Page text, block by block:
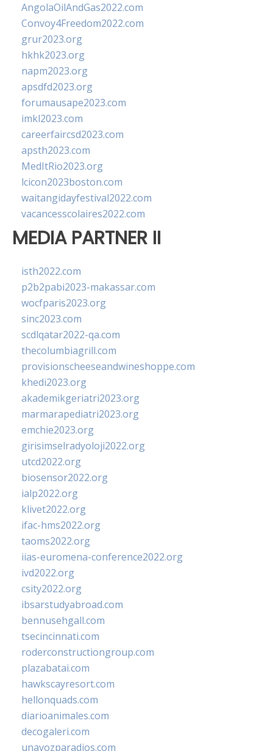
AngolaOilAndGas2022.com
Convoy4Freedom2022.com
grur2023.org
hkhk2023.org
napm2023.org
apsdfd2023.org
forumausape2023.com
imkl2023.com
careerfaircsd2023.com
apsth2023.com
MedItRio2023.org
lcicon2023boston.com
waitangidayfestival2022.com
vacancesscolaires2022.com
MEDIA PARTNER II
isth2022.com
p2b2pabi2023-makassar.com
wocfparis2023.org
sinc2023.com
scdlqatar2022-qa.com
thecolumbiagrill.com
provisionscheeseandwineshoppe.com
khedi2023.org
akademikgeriatri2023.org
marmarapediatri2023.org
emchie2023.org
girisimselradyoloji2022.org
utcd2022.org
biosensor2022.org
ialp2022.org
klivet2022.org
ifac-hms2022.org
taoms2022.org
iias-euromena-conference2022.org
ivd2022.org
csity2022.org
ibsarstudyabroad.com
bennusehgall.com
tsecincinnati.com
roderconstructiongroup.com
plazabatai.com
hawkscayresort.com
hellonquads.com
diarioanimales.com
decogaleri.com
unavozparadios.com